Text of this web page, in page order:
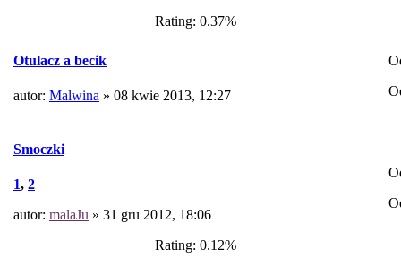
Rating: 0.37%
Otulacz a becik
autor: Malwina » 08 kwie 2013, 12:27
Smoczki
1, 2
autor: malaJu » 31 gru 2012, 18:06
Rating: 0.12%